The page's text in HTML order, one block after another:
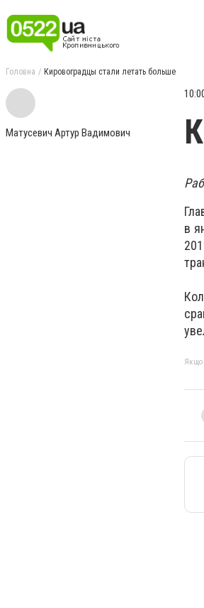
Головна Кировоградцы стали летать больше
Матусевич Артур Вадимович
в
Якщо